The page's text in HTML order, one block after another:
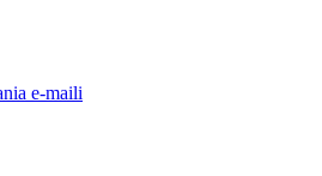
e-maili